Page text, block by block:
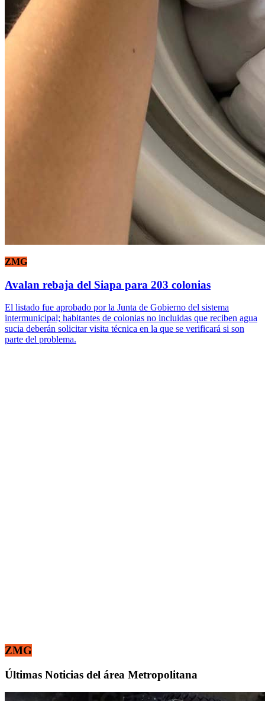
ZMG
Avalan rebaja del Siapa para 203 colonias
El listado fue aprobado por la Junta de Gobierno del sistema
intermunicipal; habitantes de colonias no incluidas que reciben agua
sucia deberán solicitar visita técnica en la que se verificará si son
parte del problema.
ZMG
Últimas Noticias del área Metropolitana